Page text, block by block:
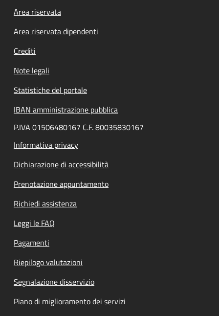
Footer menu
Area riservata
Area riservata dipendenti
Crediti
Note legali
Statistiche del portale
IBAN amministrazione pubblica
P.IVA 01506480167 C.F. 80035830167
Informativa privacy
Dichiarazione di accessibilità
Prenotazione appuntamento
Richiedi assistenza
Leggi le FAQ
Pagamenti
Riepilogo valutazioni
Segnalazione disservizio
Piano di miglioramento dei servizi